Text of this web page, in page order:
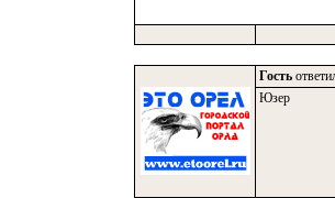
Гость
Юзер